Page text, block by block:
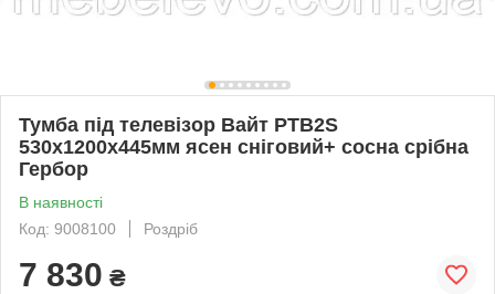
Тумба під телевізор Вайт РТВ2S
530х1200х445мм ясен сніговий+ сосна срібна
Гербор
В наявності
Код: 9008100
Роздріб
7 830 ₴